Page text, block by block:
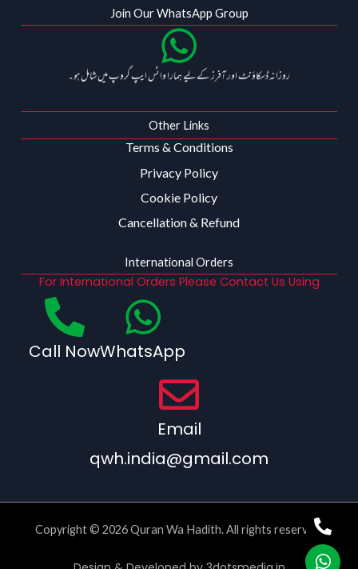
Join Our WhatsApp Group
روزانہ ڈسکاؤنٹ اور آفرز کے لیے ہمارا واٹس ایپ گروپ میں شامل ہو۔
Other Links
Terms & Conditions
Privacy Policy
Cookie Policy
Cancellation & Refund
International Orders
For International Orders Please Contact Us Using
Call NowWhatsApp
Email
qwh.india@gmail.com
Copyright © 2026 Quran Wa Hadith. All rights reserved.